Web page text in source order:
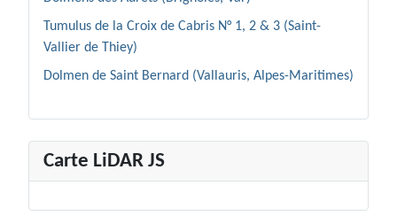
Tumulus de la Croix de Cabris N° 1, 2 & 3 (Saint-
Vallier de Thiey)
Dolmen de Saint Bernard (Vallauris, Alpes-Maritimes)
Carte LiDAR JS